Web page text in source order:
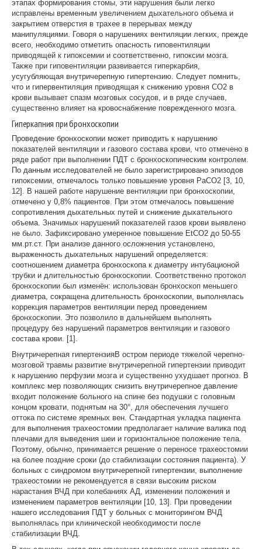
этапах формирования стомы, эти нарушения были легко
исправлены временным увеличением дыхательного объема и
закрытием отверстия в трахее в перерывах между
манипуляциями. Говоря о нарушениях вентиляции легких, прежде
всего, необходимо отметить опасность гиповентиляции
приводящей к гипоксемии и соответственно, гипоксии мозга.
Также при гиповентиляции развивается гиперкарбия,
усугубляющая внутричерепную гипертензию. Следует помнить,
что и гипервентиляция приводящая к снижению уровня CO2 в
крови вызывает спазм мозговых сосудов, и в ряде случаев,
существенно влияет на кровоснабжение поврежденного мозга.
Гиперкапния при бронхоскопии
Проведение бронхоскопии может приводить к нарушению
показателей вентиляции и газового состава крови, что отмечено в
ряде работ при выполнении ПДТ с бронхоскопическим контролем.
По данным исследователей не было зарегистрировано эпизодов
гипоксемии, отмечалось только повышение уровня РаCО2 [3, 10,
12]. В нашей работе нарушение вентиляции при бронхоскопии,
отмечено у 0,8% пациентов. При этом отмечалось повышение
сопротивления дыхательных путей и снижение дыхательного
объема. Значимых нарушений показателей газов крови выявлено
не было. Зафиксировано умеренное повышение EtCO2 до 50-55
мм.рт.ст. При анализе данного осложнения установлено,
выраженность дыхательных нарушений определяется:
соотношением диаметра бронхоскопа к диаметру интубационой
трубки и длительностью бронхоскопии. Соответственно протокол
бронхоскопии был изменён: использован бронхоскоп меньшего
диаметра, сокращена длительность бронхоскопии, выполнялась
коррекция параметров вентиляции перед проведением
бронхоскопии. Это позволило в дальнейшем выполнять
процедуру без нарушений параметров вентиляции и газового
состава крови. [1].
Внутричерепная гипертензияВ остром периоде тяжелой черепно-
мозговой травмы развитие внутричерепной гипертензии приводит
к нарушению перфузии мозга и существенно ухудшает прогноз. В
комплекс мер позволяющих снизить внутричерепное давление
входит положение больного на спине без подушки с головным
концом кровати, поднятым на 30°, для обеспечения лучшего
оттока по системе яремных вен. Стандартная укладка пациента
для выполнения трахеостомии предполагает наличие валика под
плечами для выведения шеи и горизонтальное положение тела.
Поэтому, обычно, принимается решение о переносе трахеостомии
на более поздние сроки (до стабилизации состояния пациента). У
больных с синдромом внутричерепной гипертензии, выполнение
трахеостомии не рекомендуется в связи высоким риском
нарастания ВЧД при колебаниях АД, изменении положения и
изменением параметров вентиляции [10, 13]. При проведении
нашего исследования ПДТ у больных с мониторингом ВЧД
выполнялась при клинической необходимости после
стабилизации ВЧД.